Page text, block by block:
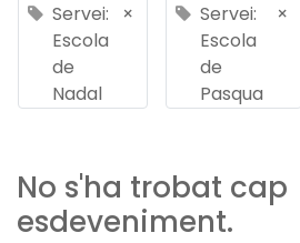
Servei:
Escola
de
Nadal
×
Servei:
Escola
de
Pasqua
×
No s'ha trobat cap
esdeveniment.